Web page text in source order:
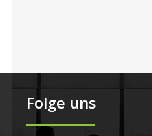
Folge uns